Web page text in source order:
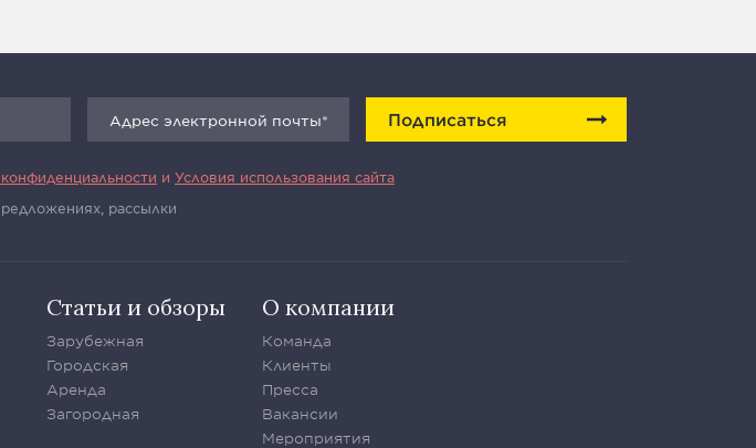
Подписаться
и Условия использования сайта
рассылки
Статьи и обзоры
Зарубежная
Городская
Аренда
Загородная
О компании
Команда
Клиенты
Пресса
Вакансии
Мероприятия